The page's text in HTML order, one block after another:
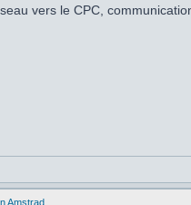
vers le CPC,
Amstrad